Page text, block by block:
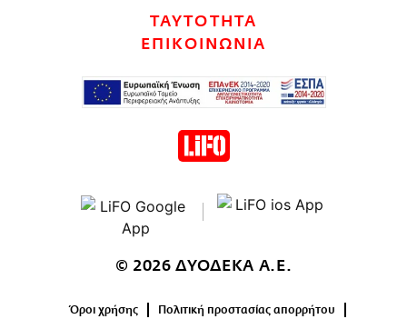
ΤΑΥΤΟΤΗΤΑ
ΕΠΙΚΟΙΝΩΝΙΑ
© 2026 ΔΥΟΔΕΚΑ Α.Ε.
Όροι χρήσης Πολιτική προστασίας απορρήτου